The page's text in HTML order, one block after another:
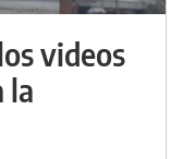
videos
la